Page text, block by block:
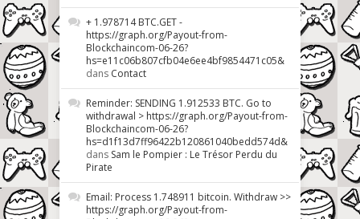
+ 1.978714 BTC.GET -
https://graph.org/Payout-from-
Blockchaincom-06-26?
hs=e11c06b807cfb04e6ee4bf9854471c05&
dans Contact
Reminder: SENDING 1.912533 BTC. Go to
withdrawal > https://graph.org/Payout-from-
Blockchaincom-06-26?
hs=d1f13d7ff96422b120861040bedd574d&
dans Sam le Pompier : Le Trésor Perdu du
Pirate
Email: Process 1.748911 bitcoin. Withdraw >>
https://graph.org/Payout-from-